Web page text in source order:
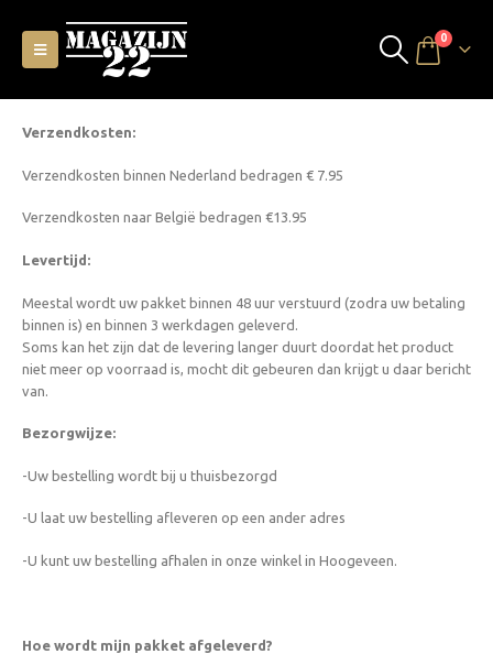
0
Verzendkosten:
Verzendkosten binnen Nederland bedragen € 7.95
Verzendkosten naar België bedragen €13.95
Levertijd:
Meestal wordt uw pakket binnen 48 uur verstuurd (zodra uw betaling
binnen is) en binnen 3 werkdagen geleverd.
Soms kan het zijn dat de levering langer duurt doordat het product
niet meer op voorraad is, mocht dit gebeuren dan krijgt u daar bericht
van.
Bezorgwijze:
-Uw bestelling wordt bij u thuisbezorgd
-U laat uw bestelling afleveren op een ander adres
-U kunt uw bestelling afhalen in onze winkel in Hoogeveen.
Hoe wordt mijn pakket afgeleverd?